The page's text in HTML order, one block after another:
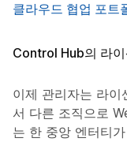
클라우드 협업 포트
Control Hub의 라
이제 관리자는 라이
서 다른 조직으로
는 한 중앙 엔터티